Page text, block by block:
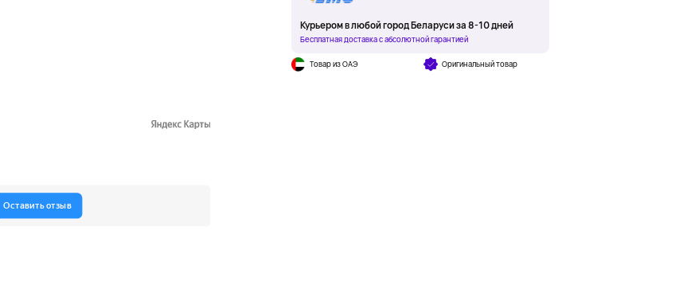
Курьером в любой город Беларуси за 8-10 дней
Бесплатная доставка с абсолютной гарантией
Товар из ОАЭ Оригинальный товар